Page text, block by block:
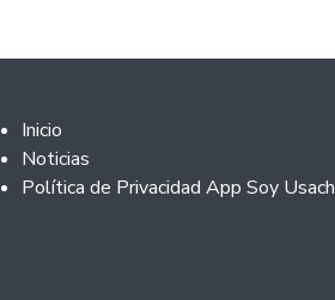
Footer 2
Inicio
Noticias
Política de Privacidad App Soy Usach